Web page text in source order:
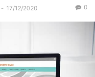
- 17/12/2020 0